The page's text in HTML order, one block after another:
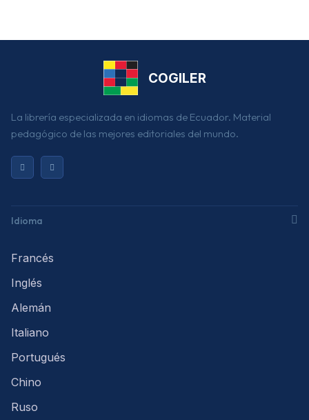
COGILER
La librería especializada en idiomas de Ecuador. Material
pedagógico de las mejores editoriales del mundo.
Idioma
Francés
Inglés
Alemán
Italiano
Portugués
Chino
Ruso